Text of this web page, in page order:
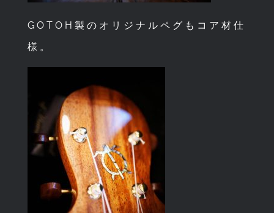
GOTOH製のオリジナルペグもコア材仕
様。